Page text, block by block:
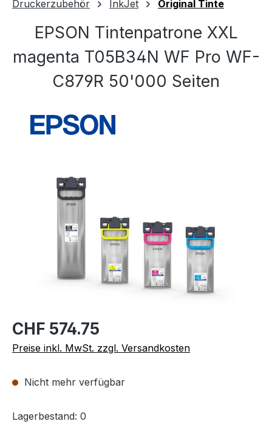
Druckerzubehör InkJet Original Tinte
EPSON Tintenpatrone XXL
magenta T05B34N WF Pro WF-
C879R 50'000 Seiten
Bildergalerie überspringen
CHF 574.75
Preise inkl. MwSt. zzgl. Versandkosten
Nicht mehr verfügbar
Lagerbestand: 0